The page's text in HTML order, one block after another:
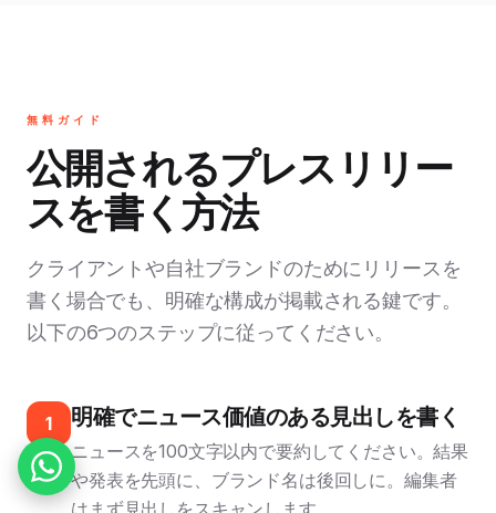
無料ガイド
公開されるプレスリリー
スを書く方法
クライアントや自社ブランドのためにリリースを
書く場合でも、明確な構成が掲載される鍵です。
以下の6つのステップに従ってください。
1 明確でニュース価値のある見出しを書く
ニュースを100文字以内で要約してください。結果
や発表を先頭に、ブランド名は後回しに。編集者
はまず見出しをスキャンします。